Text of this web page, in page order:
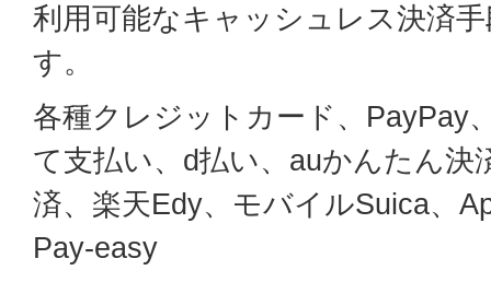
利用可能なキャッシュレス決済
す。
各種クレジットカード、PayPay
て支払い、d払い、auかんたん決
済、楽天Edy、モバイルSuica、
Pay-easy